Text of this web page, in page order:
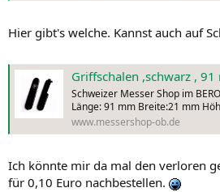
Hier gibt's welche. Kannst auch auf
Griffschalen ,schwarz , 91
Schweizer Messer Shop im
Länge: 91 mm Breite:21 mm
www.messershop-ob.de
Ich könnte mir da mal den verloren
für 0,10 Euro nachbestellen.